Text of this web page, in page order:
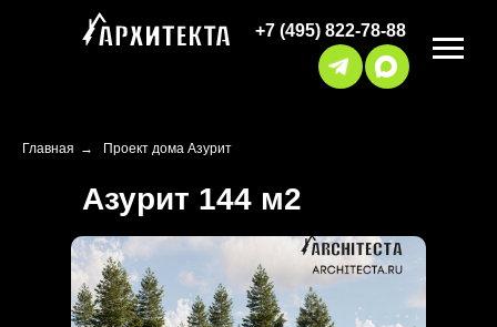
+7 (495) 822-78-88
Главная → Проект дома Азурит
Азурит 144 м2